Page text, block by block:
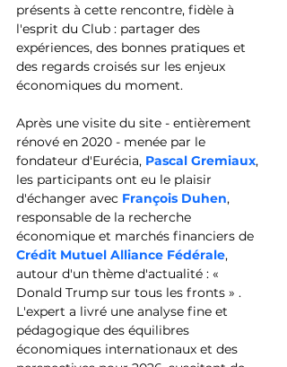
présents à cette rencontre, fidèle à
l'esprit du Club : partager des
expériences, des bonnes pratiques et
des regards croisés sur les enjeux
économiques du moment.
Après une visite du site - entièrement
rénové en 2020 - menée par le
fondateur d'Eurécia, Pascal Gremiaux,
les participants ont eu le plaisir
d'échanger avec François Duhen,
responsable de la recherche
économique et marchés financiers de
Crédit Mutuel Alliance Fédérale,
autour d'un thème d'actualité : «
Donald Trump sur tous les fronts » .
L'expert a livré une analyse fine et
pédagogique des équilibres
économiques internationaux et des